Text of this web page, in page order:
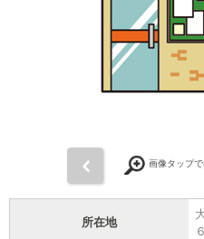
画像タップ
所在地